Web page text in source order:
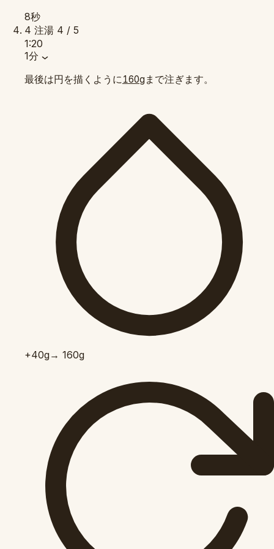
8秒
4 注湯 4 / 5
1:20
1分
最後は円を描くように 160g まで注ぎます。
+40g→ 160g